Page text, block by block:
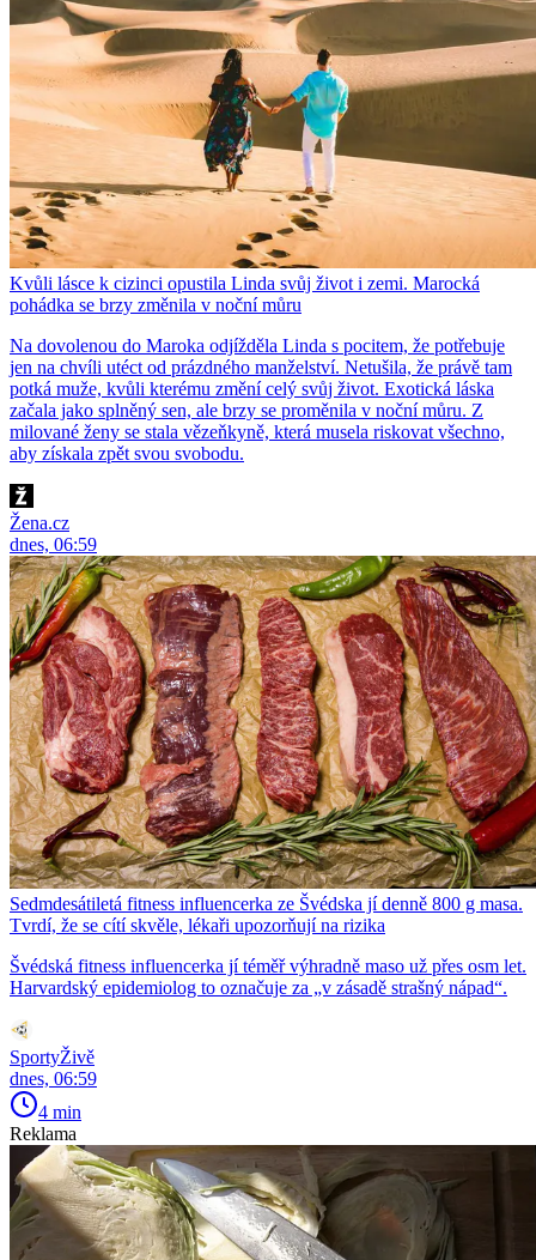
Kvůli lásce k cizinci opustila Linda svůj život i zemi. Marocká
pohádka se brzy změnila v noční můru
Na dovolenou do Maroka odjížděla Linda s pocitem, že potřebuje
jen na chvíli utéct od prázdného manželství. Netušila, že právě tam
potká muže, kvůli kterému změní celý svůj život. Exotická láska
začala jako splněný sen, ale brzy se proměnila v noční můru. Z
milované ženy se stala vězeňkyně, která musela riskovat všechno,
aby získala zpět svou svobodu.
Žena.cz
dnes, 06:59
Sedmdesátiletá fitness influencerka ze Švédska jí denně 800 g masa.
Tvrdí, že se cítí skvěle, lékaři upozorňují na rizika
Švédská fitness influencerka jí téměř výhradně maso už přes osm let.
Harvardský epidemiolog to označuje za „v zásadě strašný nápad“.
SportyŽivě
dnes, 06:59
4 min
Reklama